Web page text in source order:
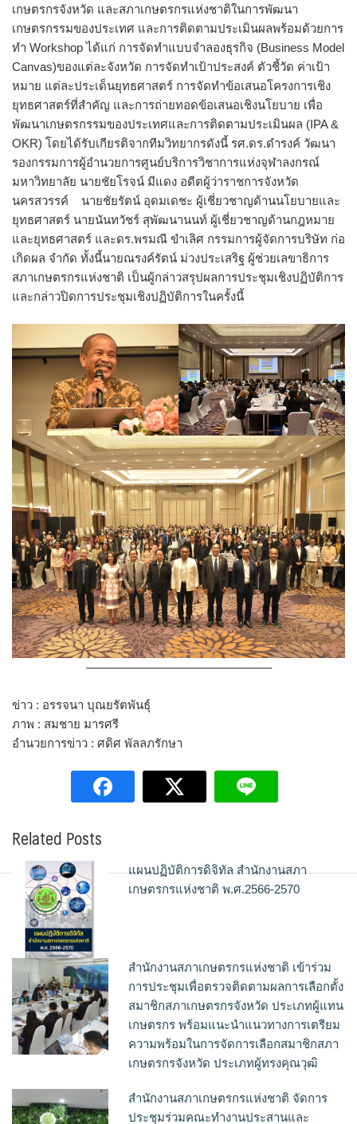
เกษตรกรจังหวัด และสภาเกษตรกรแห่งชาติในการพัฒนา
เกษตรกรรมของประเทศ และการติดตามประเมินผลพร้อมด้วยการ
ทำ Workshop ได้แก่ การจัดทำแบบจำลองธุรกิจ (Business Model
Canvas)ของแต่ละจังหวัด การจัดทำเป้าประสงค์ ตัวชี้วัด ค่าเป้า
หมาย แต่ละประเด็นยุทธศาสตร์ การจัดทำข้อเสนอโครงการเชิง
ยุทธศาสตร์ที่สำคัญ และการถ่ายทอดข้อเสนอเชิงนโยบาย เพื่อ
พัฒนาเกษตรกรรมของประเทศและการติดตามประเมินผล (IPA &
OKR) โดยได้รับเกียรติจากทีมวิทยากรดังนี้ รศ.ดร.ดำรงค์ วัฒนา
รองกรรมการผู้อำนวยการศูนย์บริการวิชาการแห่งจุฬาลงกรณ์
มหาวิทยาลัย นายชัยโรจน์ มีแดง อดีตผู้ว่าราชการจังหวัด
นครสวรรค์ นายชัยรัตน์ อุดมเดชะ ผู้เชี่ยวชาญด้านนโยบายและ
ยุทธศาสตร์ นายนันทวัชร์ สุพัฒนานนท์ ผู้เชี่ยวชาญด้านกฎหมาย
และยุทธศาสตร์ และดร.พรมณี ขำเลิศ กรรมการผู้จัดการบริษัท ก่อ
เกิดผล จำกัด ทั้งนี้นายณรงค์รัตน์ ม่วงประเสริฐ ผู้ช่วยเลขาธิการ
สภาเกษตรกรแห่งชาติ เป็นผู้กล่าวสรุปผลการประชุมเชิงปฏิบัติการ
และกล่าวปิดการประชุมเชิงปฏิบัติการในครั้งนี้
———————————————–
ข่าว : อรรจนา บุณยรัตพันธุ์
ภาพ : สมชาย มารศรี
อำนวยการข่าว : ศดิศ พัลลภรักษา
Related Posts
แผนปฏิบัติการดิจิทัล สำนักงานสภา
เกษตรกรแห่งชาติ พ.ศ.2566-2570
สำนักงานสภาเกษตรกรแห่งชาติ เข้าร่วม
การประชุมเพื่อตรวจติดตามผลการเลือกตั้ง
สมาชิกสภาเกษตรกรจังหวัด ประเภทผู้แทน
เกษตรกร พร้อมแนะนำแนวทางการเตรียม
ความพร้อมในการจัดการเลือกสมาชิกสภา
เกษตรกรจังหวัด ประเภทผู้ทรงคุณวุฒิ
สำนักงานสภาเกษตรกรแห่งชาติ จัดการ
ประชุมร่วมคณะทำงานประสานและ